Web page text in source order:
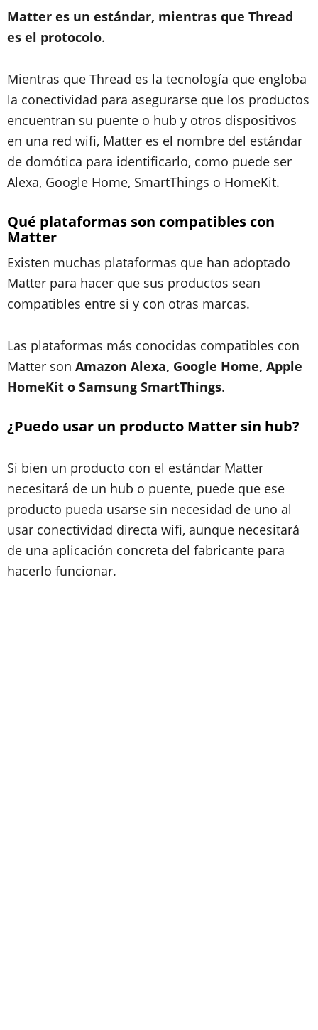
Matter es un estándar, mientras que Thread
es el protocolo.
Mientras que Thread es la tecnología que engloba
la conectividad para asegurarse que los productos
encuentran su puente o hub y otros dispositivos
en una red wifi, Matter es el nombre del estándar
de domótica para identificarlo, como puede ser
Alexa, Google Home, SmartThings o HomeKit.
Qué plataformas son compatibles con
Matter
Existen muchas plataformas que han adoptado
Matter para hacer que sus productos sean
compatibles entre si y con otras marcas.
Las plataformas más conocidas compatibles con
Matter son Amazon Alexa, Google Home, Apple
HomeKit o Samsung SmartThings.
¿Puedo usar un producto Matter sin hub?
Si bien un producto con el estándar Matter
necesitará de un hub o puente, puede que ese
producto pueda usarse sin necesidad de uno al
usar conectividad directa wifi, aunque necesitará
de una aplicación concreta del fabricante para
hacerlo funcionar.